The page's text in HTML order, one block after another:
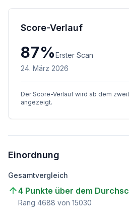
Score-Verlauf
87%Erster Scan
24. März 2026
Der Score-Verlauf wird ab dem
angezeigt.
Einordnung
Gesamtvergleich
4 Punkte über dem
Rang 4688 von 15030